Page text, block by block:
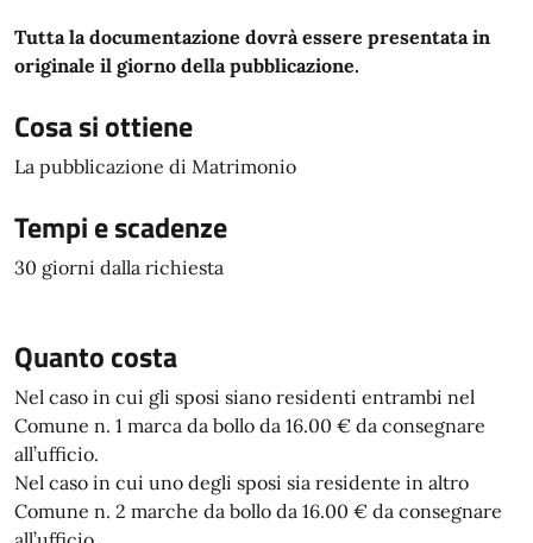
Tutta la documentazione dovrà essere presentata in
originale il giorno della pubblicazione.
Cosa si ottiene
La pubblicazione di Matrimonio
Tempi e scadenze
30 giorni dalla richiesta
Quanto costa
Nel caso in cui gli sposi siano residenti entrambi nel
Comune n. 1 marca da bollo da 16.00 € da consegnare
all’ufficio.
Nel caso in cui uno degli sposi sia residente in altro
Comune n. 2 marche da bollo da 16.00 € da consegnare